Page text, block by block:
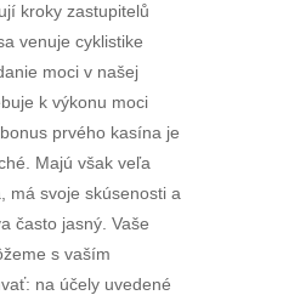
kroky zastupitelů
venuje cyklistike
moci v našej
k výkonu moci
prvého kasína je
Majú však veľa
má svoje skúsenosti a
často jasný. Vaše
s vaším
na účely uvedené